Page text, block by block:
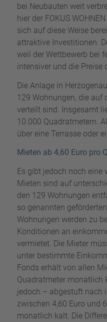
bei Neubauten weit
hier der FOKUS
sich auf diese Weise
attraktive Investitionen.
weil der Wettbewerb bei
intensiver und die Preise
Die Anlage in
129 Wohnungen, die auf
verteilt sind. Insgesamt
10.000 Quadratmetern.
über eine Terrasse oder
Mieten ab 4,60 Euro pro
Es gibt jedoch noch eine
Mieten sind auf
den 129 Wohnungen
so genannten
Wohnungen werden zu
Konditionen an
vermietet. Die Mieter
unter bestimmte
Fonds erhält von allen
Quadratmeter monatlich
jedoch – abgestuft nach
zwischen 4,60 Euro und
monatlich kalt. Die